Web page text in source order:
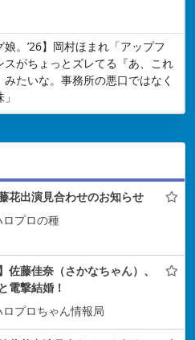
娘。’26】岡村ほまれ「アップフ
スがちょっとズレてる『あ、これ
たいな。事務所の悪口ではなく
花出演見合わせのお知らせ
ロプロの種
佐藤佳奈（さかなちゃん）、
電撃結婚！
ロプロちゃん情報局